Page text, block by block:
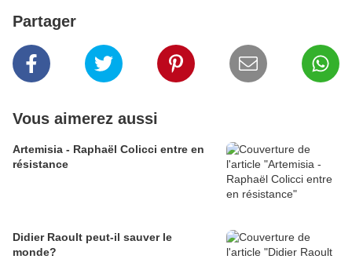
Partager
Vous aimerez aussi
Artemisia - Raphaël Colicci entre en
résistance
Didier Raoult peut-il sauver le
monde?